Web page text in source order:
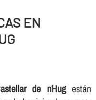
EN
de n´Hugestán